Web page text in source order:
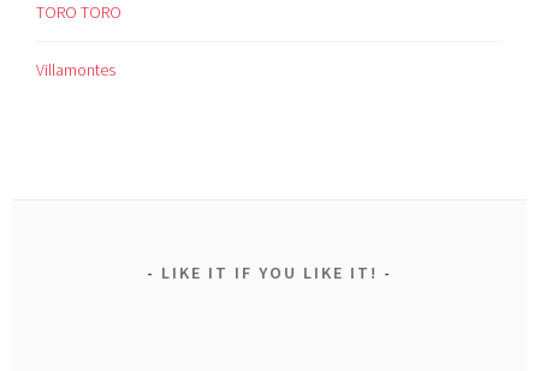
TORO TORO
Villamontes
LIKE IT IF YOU LIKE IT!